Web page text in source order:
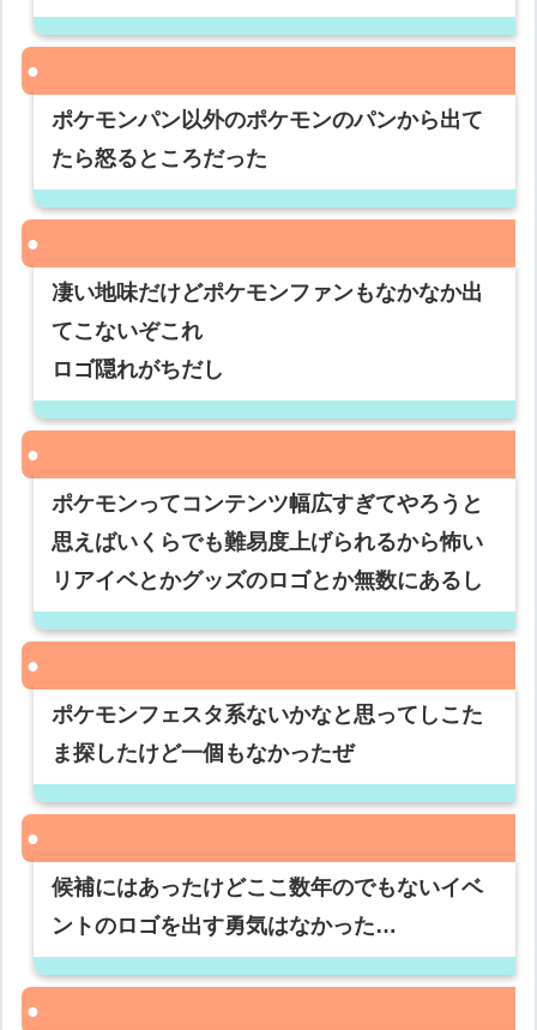
ポケモンパン以外のポケモンのパンから出て
たら怒るところだった
凄い地味だけどポケモンファンもなかなか出
てこないぞこれ
ロゴ隠れがちだし
ポケモンってコンテンツ幅広すぎてやろうと
思えばいくらでも難易度上げられるから怖い
リアイベとかグッズのロゴとか無数にあるし
ポケモンフェスタ系ないかなと思ってしこた
ま探したけど一個もなかったぜ
候補にはあったけどここ数年のでもないイベ
ントのロゴを出す勇気はなかった…